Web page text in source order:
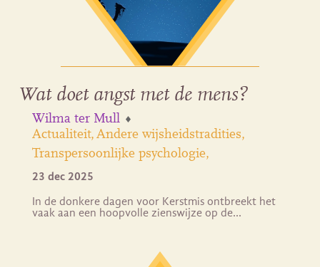
Wat doet angst met de mens?
Wilma ter Mull
Actualiteit Andere wijsheidstradities
Transpersoonlijke psychologie
23 dec 2025
In de donkere dagen voor Kerstmis ontbreekt het
vaak aan een hoopvolle zienswijze op de…